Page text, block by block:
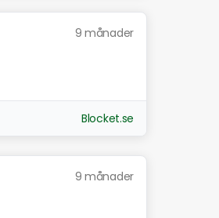
9 månader
Blocket.se
9 månader